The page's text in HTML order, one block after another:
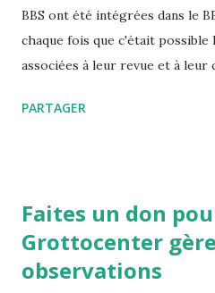
BBS ont été intégrées dans le
chaque fois que c'était
associées à leur revue et à
Grottocenter. Il a été rendu
entités et cela se fait dans une
par différentes étapes La
améliorée, par exemple le lien
PARTAGER
Faites un don
Grottocenter
observations